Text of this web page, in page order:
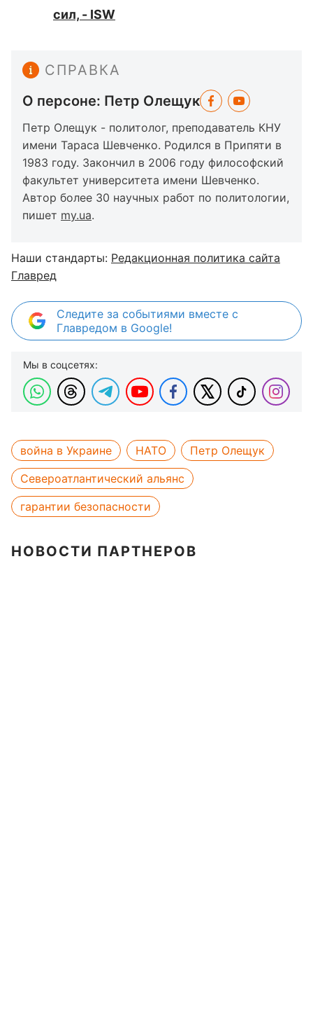
сил, - ISW
СПРАВКА
О персоне: Петр Олещук
Петр Олещук - политолог, преподаватель КНУ
имени Тараса Шевченко. Родился в Припяти в
1983 году. Закончил в 2006 году философский
факультет университета имени Шевченко.
Автор более 30 научных работ по политологии,
пишет my.ua.
Наши стандарты: Редакционная политика сайта
Главред
Следите за событиями вместе с
Главредом в Google!
Мы в соцсетях:
война в Украине НАТО
Петр Олещук
Североатлантический альянс
гарантии безопасности
НОВОСТИ ПАРТНЕРОВ